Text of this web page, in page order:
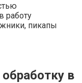
работу
пикапы
в